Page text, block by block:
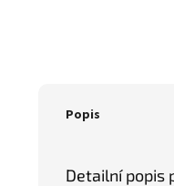
Popis
Detailní popis